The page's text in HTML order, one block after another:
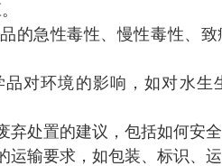
的急性毒性、慢性毒性、
品对环境的影响，如对水生
弃处置的建议，包括如何安
运输要求，如包装、标识、